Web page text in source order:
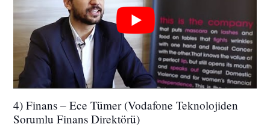
4) Finans – Ece Tümer (Vodafone Teknolojiden
Sorumlu Finans Direktörü)